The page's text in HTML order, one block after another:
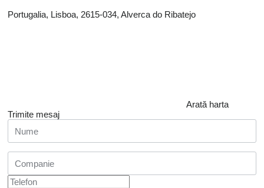
Portugalia, Lisboa, 2615-034, Alverca do Ribatejo
Arată harta
Trimite mesaj